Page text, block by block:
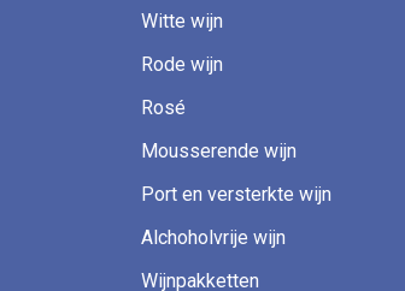
Witte wijn
Rode wijn
Rosé
Mousserende wijn
Port en versterkte wijn
Alchoholvrije wijn
Wijnpakketten